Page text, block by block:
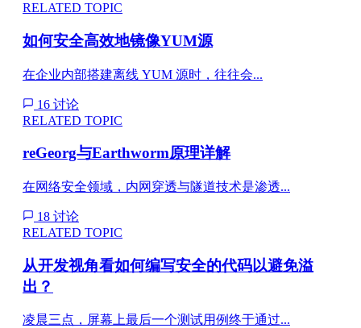
RELATED TOPIC
如何安全高效地镜像YUM源
在企业内部搭建离线 YUM 源时，往往会...
16 讨论
RELATED TOPIC
reGeorg与Earthworm原理详解
在网络安全领域，内网穿透与隧道技术是渗透...
18 讨论
RELATED TOPIC
从开发视角看如何编写安全的代码以避免溢
出？
凌晨三点，屏幕上最后一个测试用例终于通过...